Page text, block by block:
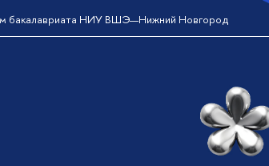
бакалавриата НИУ ВШЭ—Нижний Новгород